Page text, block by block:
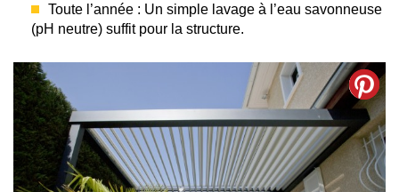
Toute l’année : Un simple lavage à l’eau savonneuse
(pH neutre) suffit pour la structure.